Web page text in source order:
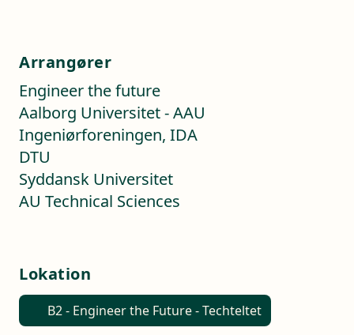
Arrangører
Engineer the future
Aalborg Universitet - AAU
Ingeniørforeningen, IDA
DTU
Syddansk Universitet
AU Technical Sciences
Lokation
B2 - Engineer the Future - Techteltet